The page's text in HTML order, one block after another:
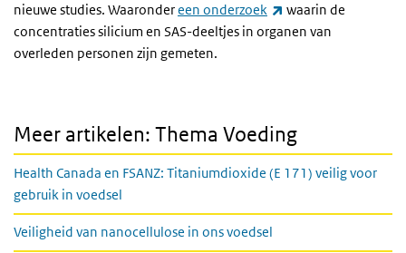
nieuwe studies. Waarondereen onderzoek (externe link)
waarin de
concentraties silicium en SAS-deeltjes in organen van
overleden personen zijn gemeten.
Meer artikelen: Thema Voeding
Health Canada en FSANZ: Titaniumdioxide (E 171) veilig voor
gebruik in voedsel
Veiligheid van nanocellulose in ons voedsel